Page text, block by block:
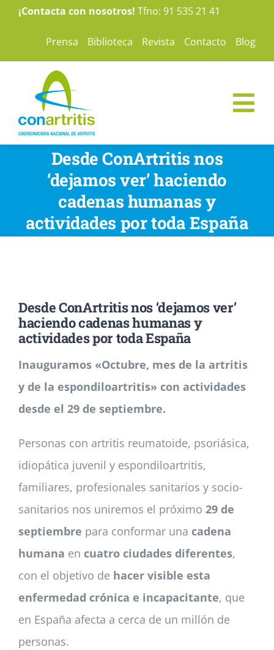
Saltar¡Contacta con nosotros! Tfno: 91 535 21 41
Prensa Biblioteca Revista Contacto Blog
ConArtritis
Te ayudamos
Noticias
Asóciate
Desde ConArtritis nos
‘dejamos ver’ haciendo
cadenas humanas y
actividades por toda España
Desde ConArtritis nos ‘dejamos ver’
haciendo cadenas humanas y
actividades por toda España
Inauguramos «Octubre, mes de la artritis
y de la espondiloartritis» con actividades
desde el 29 de septiembre.
Personas con artritis reumatoide, psoriásica,
idiopática juvenil y espondiloartritis,
familiares, profesionales sanitarios y socio-
sanitarios nos uniremos el próximo 29 de
septiembre para conformar una cadena
humana en cuatro ciudades diferentes,
con el objetivo de hacer visible esta
enfermedad crónica e incapacitante, que
en España afecta a cerca de un millón de
personas.